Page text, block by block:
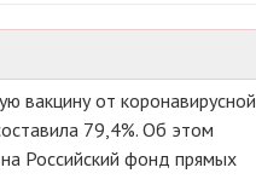
вакцину от коронавирусной
79,4%. Об этом
Российский фонд прямых